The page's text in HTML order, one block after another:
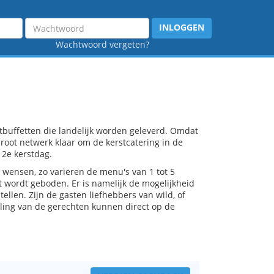
Wachtwoord
Wachtwoord vergeten?
INLOGGEN
die landelijk worden geleverd. Omdat
netwerk klaar om de kerstcatering in de
kerstdag.
zo variëren de menu's van 1 tot 5
geboden. Er is namelijk de mogelijkheid
Zijn de gasten liefhebbers van wild, of
van de gerechten kunnen direct op de